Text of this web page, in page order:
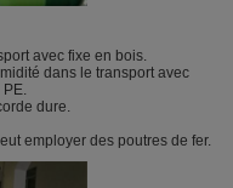
avec fixe en bois.
dans le transport avec
PE.
dure.
employer des poutres de fer.